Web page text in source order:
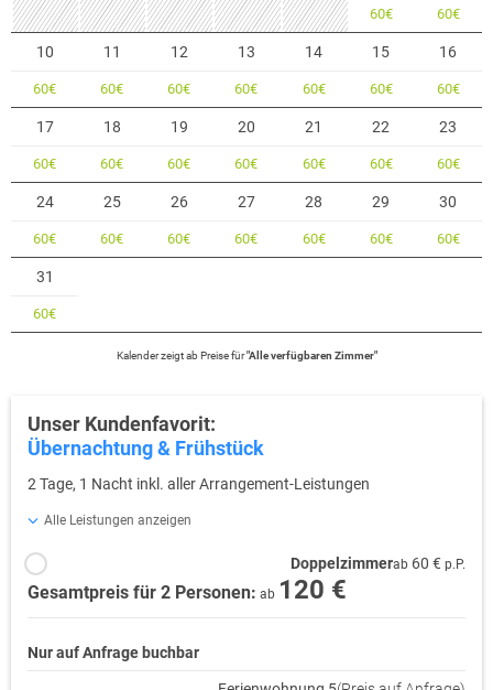
60€ 60€
10
60€
11
60€
12
60€
13
60€
14
60€
15
60€
16
60€
17
60€
18
60€
19
60€
20
60€
21
60€
22
60€
23
60€
24
60€
25
60€
26
60€
27
60€
28
60€
29
60€
30
60€
31
60€
Kalender zeigtab Preise für"Alle verfügbaren Zimmer"
Unser Kundenfavorit:
Übernachtung & Frühstück
2 Tage, 1 Nacht inkl. aller Arrangement-Leistungen
Alle Leistungen anzeigen
Doppelzimmerab 60 € p.P.
Gesamtpreis für 2 Personen: ab 120 €
Nur auf Anfrage buchbar